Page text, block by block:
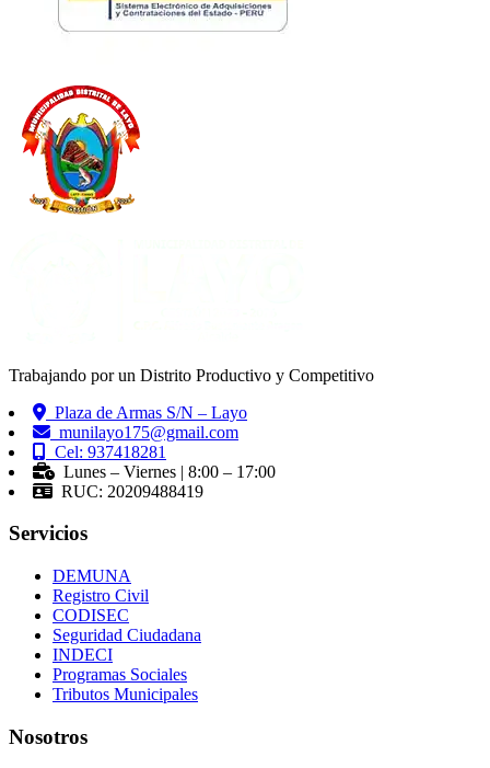
Trabajando por un Distrito Productivo y Competitivo
Plaza de Armas S/N – Layo
munilayo175@gmail.com
Cel: 937418281
Lunes – Viernes | 8:00 – 17:00
RUC: 20209488419
Servicios
DEMUNA
Registro Civil
CODISEC
Seguridad Ciudadana
INDECI
Programas Sociales
Tributos Municipales
Nosotros